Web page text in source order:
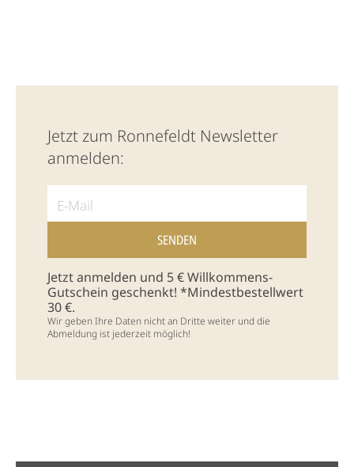
Jetzt zum Ronnefeldt Newsletter
anmelden:
Jetzt anmelden und 5 € Willkommens-
Gutschein geschenkt! *Mindestbestellwert
30 €.
Wir geben Ihre Daten nicht an Dritte weiter und die
Abmeldung ist jederzeit möglich!